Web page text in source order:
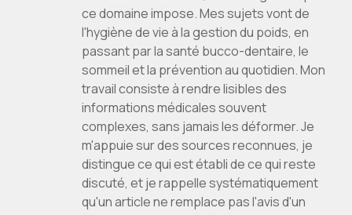
ce domaine impose. Mes sujets vont de
l'hygiène de vie à la gestion du poids, en
passant par la santé bucco-dentaire, le
sommeil et la prévention au quotidien. Mon
travail consiste à rendre lisibles des
informations médicales souvent
complexes, sans jamais les déformer. Je
m'appuie sur des sources reconnues, je
distingue ce qui est établi de ce qui reste
discuté, et je rappelle systématiquement
qu'un article ne remplace pas l'avis d'un